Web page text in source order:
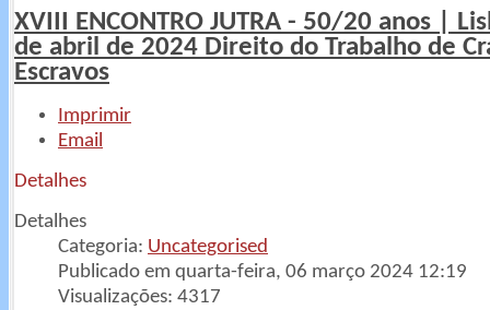
XVIII ENCONTRO JUTRA - 50/20 anos |
de abril de 2024 Direito do Trabalho de
Escravos
Imprimir
Email
Detalhes
Detalhes
Categoria: Uncategorised
Publicado em quarta-feira, 06 março 2024 12:19
Visualizações: 4317